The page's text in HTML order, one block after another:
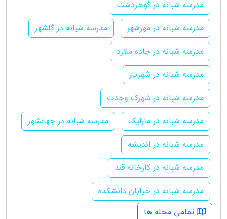
مدرسه شبانه در گوهردشت
مدرسه شبانه در مهرشهر
مدرسه شبانه در گلشهر
مدرسه شبانه در جاده ملارد
مدرسه شبانه در شهریار
مدرسه شبانه در شهرک وحدت
مدرسه شبانه در مارلیک
مدرسه شبانه در جهانشهر
مدرسه شبانه در اندیشه
مدرسه شبانه در کارخانه قند
مدرسه شبانه در خیابان دانشکده
تمامی محله ها